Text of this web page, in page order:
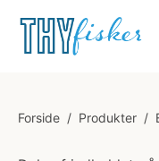
Forside / Produkter /